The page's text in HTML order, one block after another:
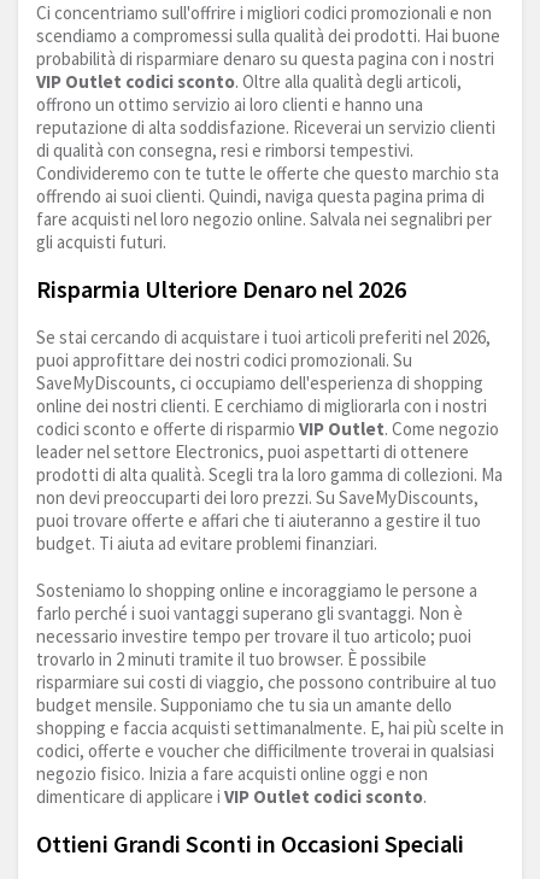
Ci concentriamo sull'offrire i migliori codici promozionali e non
scendiamo a compromessi sulla qualità dei prodotti. Hai buone
probabilità di risparmiare denaro su questa pagina con i nostri
VIP Outlet codici sconto. Oltre alla qualità degli articoli,
offrono un ottimo servizio ai loro clienti e hanno una
reputazione di alta soddisfazione. Riceverai un servizio clienti
di qualità con consegna, resi e rimborsi tempestivi.
Condivideremo con te tutte le offerte che questo marchio sta
offrendo ai suoi clienti. Quindi, naviga questa pagina prima di
fare acquisti nel loro negozio online. Salvala nei segnalibri per
gli acquisti futuri.
Risparmia Ulteriore Denaro nel 2026
Se stai cercando di acquistare i tuoi articoli preferiti nel 2026,
puoi approfittare dei nostri codici promozionali. Su
SaveMyDiscounts, ci occupiamo dell'esperienza di shopping
online dei nostri clienti. E cerchiamo di migliorarla con i nostri
codici sconto e offerte di risparmio VIP Outlet. Come negozio
leader nel settore Electronics, puoi aspettarti di ottenere
prodotti di alta qualità. Scegli tra la loro gamma di collezioni. Ma
non devi preoccuparti dei loro prezzi. Su SaveMyDiscounts,
puoi trovare offerte e affari che ti aiuteranno a gestire il tuo
budget. Ti aiuta ad evitare problemi finanziari.
Sosteniamo lo shopping online e incoraggiamo le persone a
farlo perché i suoi vantaggi superano gli svantaggi. Non è
necessario investire tempo per trovare il tuo articolo; puoi
trovarlo in 2 minuti tramite il tuo browser. È possibile
risparmiare sui costi di viaggio, che possono contribuire al tuo
budget mensile. Supponiamo che tu sia un amante dello
shopping e faccia acquisti settimanalmente. E, hai più scelte in
codici, offerte e voucher che difficilmente troverai in qualsiasi
negozio fisico. Inizia a fare acquisti online oggi e non
dimenticare di applicare i VIP Outlet codici sconto.
Ottieni Grandi Sconti in Occasioni Speciali